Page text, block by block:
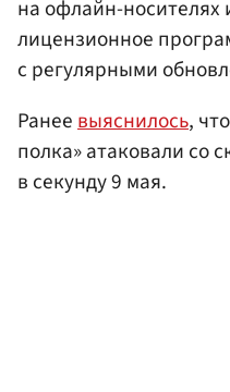
на офлайн-носителях
лицензионное
с регулярными
Ранеевыяснилось,
полка» атаковали со
в секунду 9 мая.